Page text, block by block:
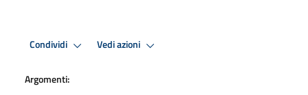
Condividi Vedi azioni
Argomenti: